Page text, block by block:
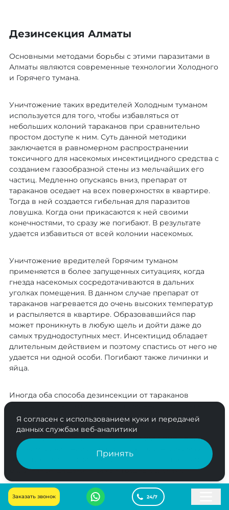
Заказать звонок
Дезинсекция Алматы
Основными методами борьбы с этими паразитами в
Алматы являются современные технологии Холодного
и Горячего тумана.
Уничтожение таких вредителей Холодным туманом
используется для того, чтобы избавляться от
небольших колоний тараканов при сравнительно
простом доступе к ним. Суть данной методики
заключается в равномерном распространении
токсичного для насекомых инсектицидного средства с
созданием газообразной стены из мельчайших его
частиц. Медленно опускаясь вниз, препарат от
тараканов оседает на всех поверхностях в квартире.
Тогда в ней создается гибельная для паразитов
ловушка. Когда они прикасаются к ней своими
конечностями, то сразу же погибают. В результате
удается избавиться от всей колонии насекомых.
Уничтожение вредителей Горячим туманом
применяется в более запущенных ситуациях, когда
гнезда насекомых сосредотачиваются в дальних
уголках помещения. В данном случае препарат от
тараканов нагревается до очень высоких температур
и распыляется в квартире. Образовавшийся пар
может проникнуть в любую щель и дойти даже до
самых труднодоступных мест. Инсектицид обладает
длительным действием и поэтому спастись от него не
удается ни одной особи. Погибают также личинки и
яйца.
Иногда оба способа дезинсекции от тараканов
проводятся в квартире одновременно. Комплексная
санация основана на совмещении прицельного
орошения через устройство, генерирующее
Холодный туман с тотальной очисткой помещения
Горячим. Сочетание двух видов травли насекомых
гарантированно помогает избавляться от тараканов
раз и навсегда даже в самых трудных случаях.
Почему мы?
Я согласен с использованием куки и передачей
данных службам веб-аналитики
Принять